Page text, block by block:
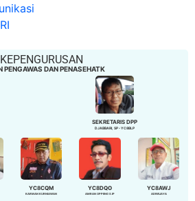
KEPENGURUSAN
PENGAWAS DAN PENASEHATK
SEKRETARIS DPP
DJABBARI, SP - YC8BLP
YC8CQM
KARMAN KURNIAWAN
YC8DQO
AMRAN OPPENG S.IP
YC8AWJ
ADIWIJAYA